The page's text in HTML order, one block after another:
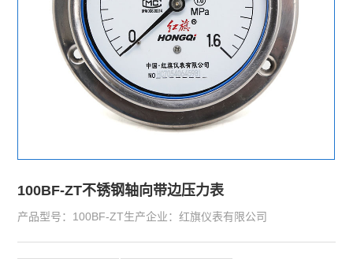
100BF-ZT不锈钢轴向带边压力表
产品型号：100BF-ZT生产企业：红旗仪表有限公司